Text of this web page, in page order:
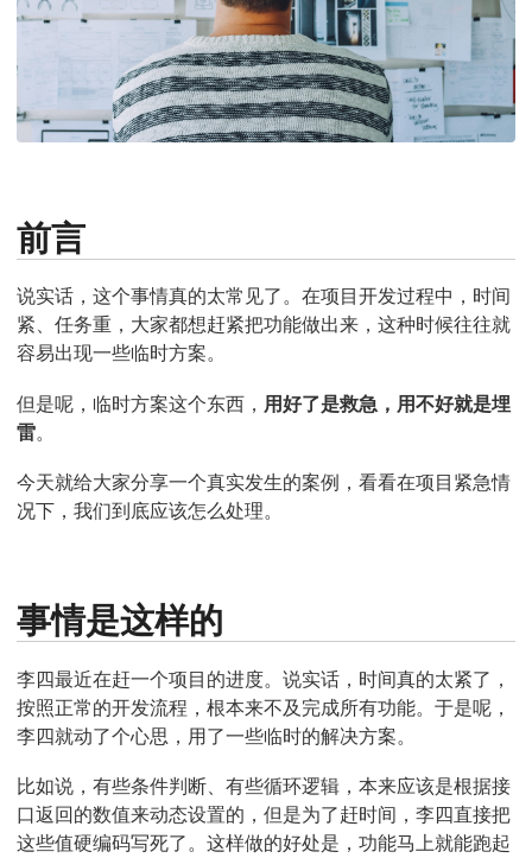
前言
说实话，这个事情真的太常见了。在项目开发过程中，时间
紧、任务重，大家都想赶紧把功能做出来，这种时候往往就
容易出现一些临时方案。
但是呢，临时方案这个东西， 用好了是救急，用不好就是埋
雷。
今天就给大家分享一个真实发生的案例，看看在项目紧急情
况下，我们到底应该怎么处理。
事情是这样的
李四最近在赶一个项目的进度。说实话，时间真的太紧了，
按照正常的开发流程，根本来不及完成所有功能。于是呢，
李四就动了个心思，用了一些临时的解决方案。
比如说，有些条件判断、有些循环逻辑，本来应该是根据接
口返回的数值来动态设置的，但是为了赶时间，李四直接把
这些值硬编码写死了。这样做的好处是，功能马上就能跑起